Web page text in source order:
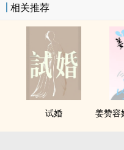
相关推荐
试婚